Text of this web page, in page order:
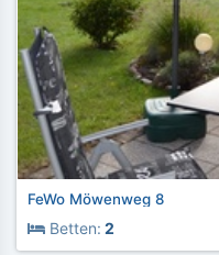
FeWo Möwenweg 8
Betten: 2